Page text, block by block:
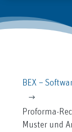
BEX –
$
Proforma-
Muster und